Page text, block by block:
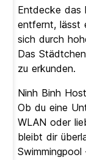
Entdecke das
entfernt, lässt
sich durch
Das
zu erkunden.
Ninh Binh
Ob du eine
WLAN oder
bleibt dir